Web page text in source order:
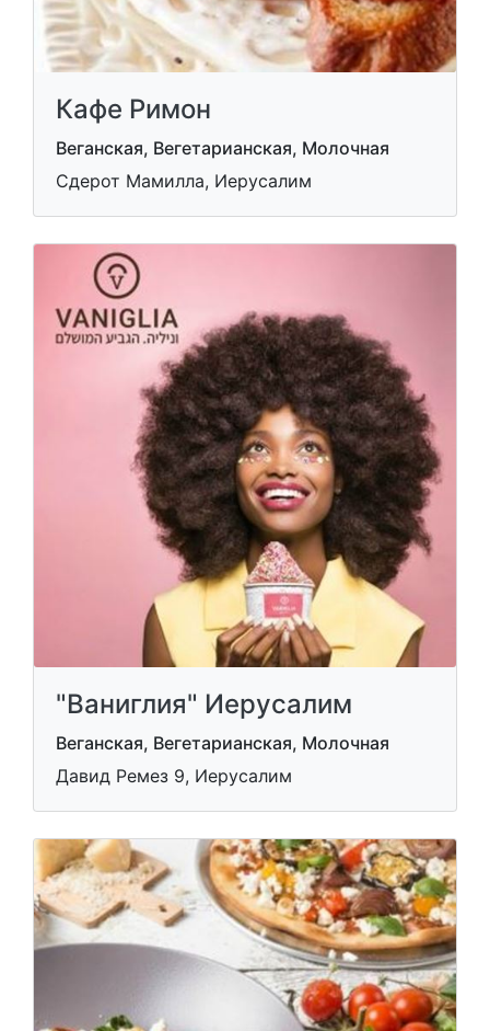
Кафе Римон
Веганская, Вегетарианская, Молочная
Сдерот Мамилла, Иерусалим
"Ваниглия" Иерусалим
Веганская, Вегетарианская, Молочная
Давид Ремез 9, Иерусалим